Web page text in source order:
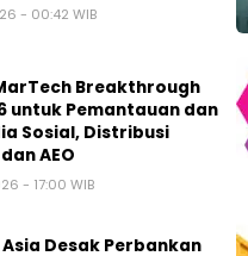
- 00:42 WIB
Breakthrough
untuk Pemantauan dan
Sosial, Distribusi
AEO
- 17:00 WIB
Desak Perbankan